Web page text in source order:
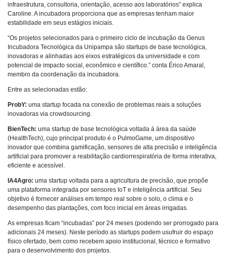
infraestrutura, consultoria, orientação, acesso aos laboratórios” explica
Caroline. A incubadora proporciona que as empresas tenham maior
estabilidade em seus estágios iniciais.
“Os projetos selecionados para o primeiro ciclo de incubação da Genus
Incubadora Tecnológica da Unipampa são startups de base tecnológica,
inovadoras e alinhadas aos eixos estratégicos da universidade e com
potencial de impacto social, econômico e científico.” conta Érico Amaral,
membro da coordenação da incubadora.
Entre as selecionadas estão:
ProbY: uma startup focada na conexão de problemas reais a soluções
inovadoras via crowdsourcing.
BienTech: uma startup de base tecnológica voltada à área da saúde
(HealthTech), cujo principal produto é o PulmoGame, um dispositivo
inovador que combina gamificação, sensores de alta precisão e inteligência
artificial para promover a reabilitação cardiorrespiratória de forma interativa,
eficiente e acessível.
IA4Agro: uma startup voltada para a agricultura de precisão, que propõe
uma plataforma integrada por sensores IoT e inteligência artificial. Seu
objetivo é fornecer análises em tempo real sobre o solo, o clima e o
desempenho das plantações, com foco inicial em áreas irrigadas.
As empresas ficam “incubadas” por 24 meses (podendo ser prorrogado para
adicionais 24 meses). Neste período as startups podem usufruir do espaço
físico ofertado, bem como recebem apoio institucional, técnico e formativo
para o desenvolvimento dos projetos.